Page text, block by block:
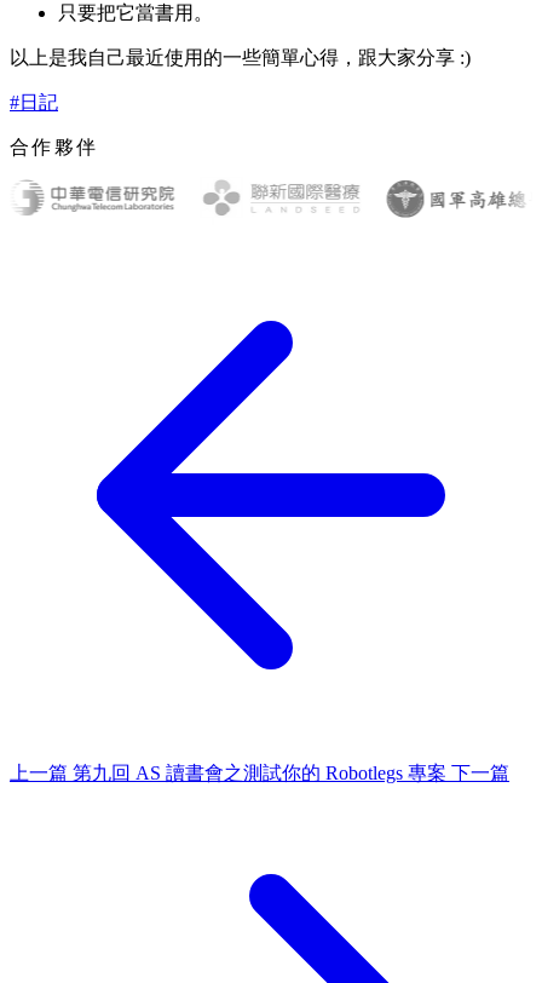
只要把它當書用。
以上是我自己最近使用的一些簡單心得，跟大家分享 :)
#日記
合作夥伴
上一篇 第九回 AS 讀書會之測試你的 Robotlegs 專案 下一篇